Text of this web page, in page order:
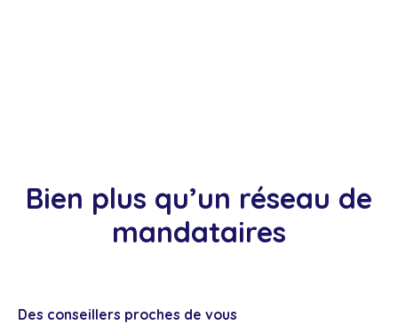
Bien plus qu’un réseau de
mandataires
Des conseillers proches de vous